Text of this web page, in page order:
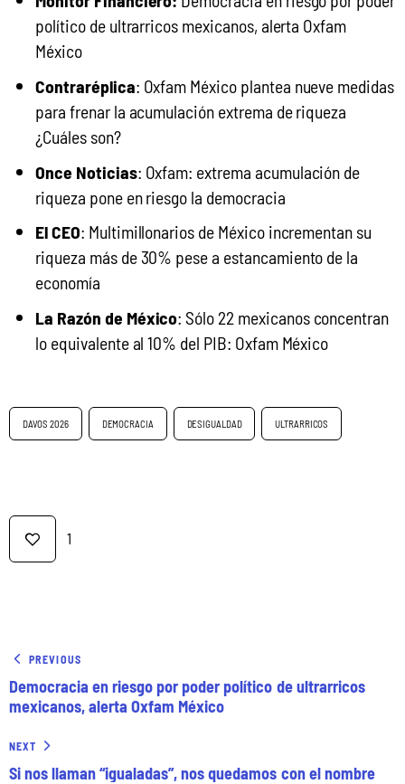
político de ultrarricos mexicanos, alerta Oxfam
México
Contraréplica: Oxfam México plantea nueve medidas
para frenar la acumulación extrema de riqueza
¿Cuáles son?
Once Noticias: Oxfam: extrema acumulación de
riqueza pone en riesgo la democracia
El CEO: Multimillonarios de México incrementan su
riqueza más de 30% pese a estancamiento de la
economía
La Razón de México: Sólo 22 mexicanos concentran
lo equivalente al 10% del PIB: Oxfam México
DAVOS 2026 DEMOCRACIA DESIGUALDAD ULTRARRICOS
1
PREVIOUS
Democracia en riesgo por poder político de ultrarricos
mexicanos, alerta Oxfam México
NEXT
Si nos llaman “igualadas”, nos quedamos con el nombre